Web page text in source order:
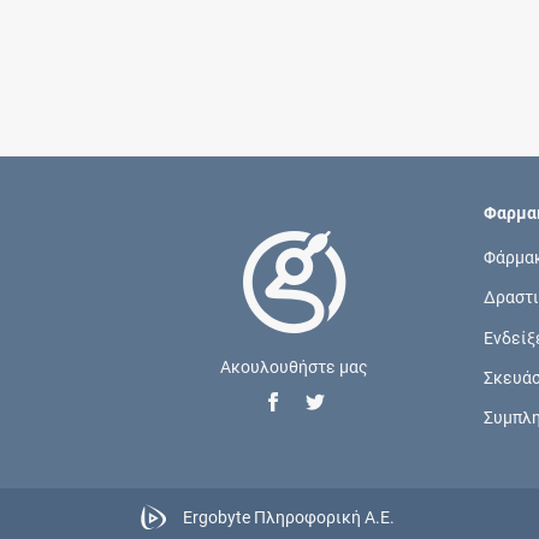
Ακουλουθήστε μας
Ergobyte Πληροφορική Α.Ε.